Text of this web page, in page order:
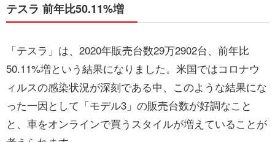
テスラ 前年比50.11%増
「テスラ」は、2020年販売台数29万2902台、前年比
50.11%増という結果になりました。米国ではコロナウ
ィルスの感染状況が深刻である中、このような結果にな
った一因として「モデル3」の販売台数が好調なこと
と、車をオンラインで買うスタイルが増えていることが